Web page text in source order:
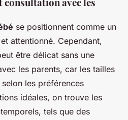
se positionnent comme un
attentionné. Cependant,
être délicat sans une
les parents, car les tailles
les préférences
idéales, on trouve les
tels que des